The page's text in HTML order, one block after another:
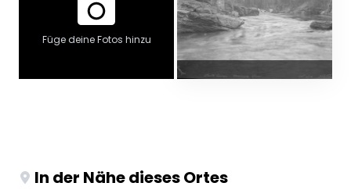
Füge deine Fotos hinzu
In der Nähe dieses Ortes